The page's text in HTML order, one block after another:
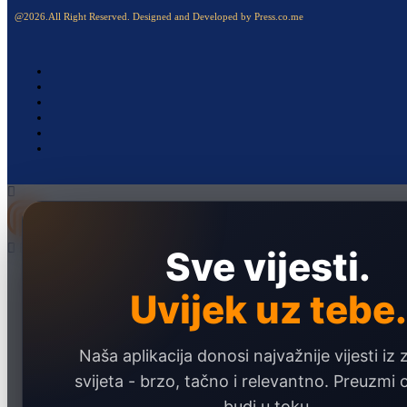
@2026.All Right Reserved. Designed and Developed by Press.co.me
Sve vijesti.
Uvijek uz tebe.
Naša aplikacija donosi najvažnije vijesti iz
svijeta - brzo, tačno i relevantno. Preuzmi
Hronika
Ekonomija